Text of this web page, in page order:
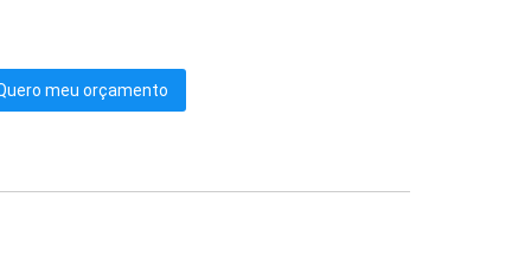
meu orçamento